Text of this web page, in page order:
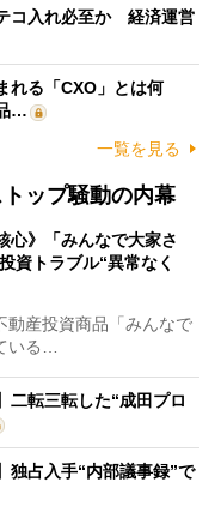
コ入れ必至か 経済運営
れる「CXO」とは何
…
一覧を見る
トップ騒動の内幕
心》「みんなで大家さ
資トラブル“異常なく
産投資商品「みんなで
いる…
二転三転した“成田プロ
独占入手“内部議事録”で